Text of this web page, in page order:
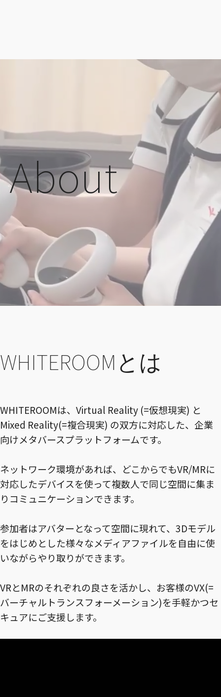
About
WHITEROOMとは
WHITEROOMは、Virtual Reality (=仮想現実) と
Mixed Reality(=複合現実) の双方に対応した、企業
向けメタバースプラットフォームです。
ネットワーク環境があれば、どこからでもVR/MRに
対応したデバイスを使って複数人で同じ空間に集ま
りコミュニケーションできます。
参加者はアバターとなって空間に現れて、3Dモデル
をはじめとした様々なメディアファイルを自由に使
いながらやり取りができます。
VRとMRのそれぞれの良さを活かし、お客様のVX(=
バーチャルトランスフォーメーション)を手軽かつセ
キュアにご支援します。